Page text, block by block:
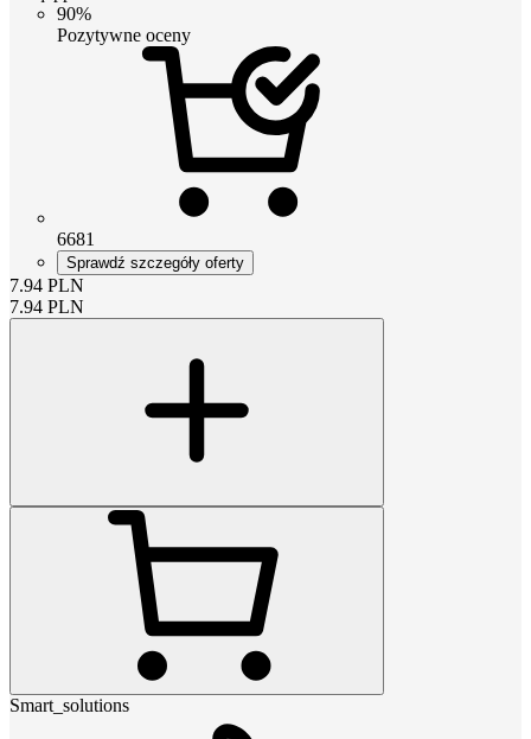
90%
Pozytywne oceny
6681
Sprawdź szczegóły oferty
7.94 PLN
7.94 PLN
Smart_solutions